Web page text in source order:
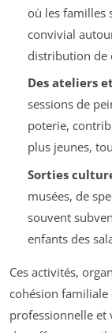
où les familles
convivial
distribution de
Des ateliers
sessions de
poterie,
plus jeunes,
Sorties
musées, de
souvent
enfants des
Ces activités,
cohésion
professionnelle et